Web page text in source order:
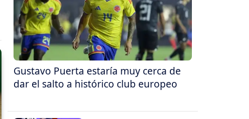
Gustavo Puerta estaría muy cerca de
dar el salto a histórico club europeo